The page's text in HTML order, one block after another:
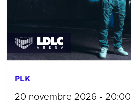
PLK
20 novembre 2026 - 20:00